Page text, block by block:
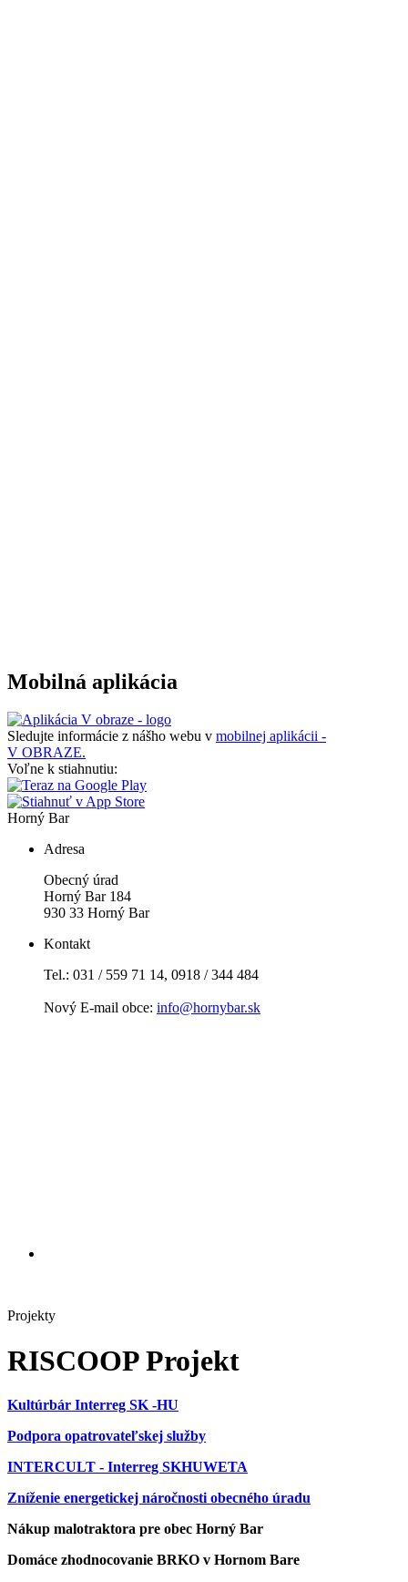
Mobilná aplikácia
Sledujte informácie z nášho webu v mobilnej aplikácii -
V OBRAZE.
Voľne k stiahnutiu:
Horný Bar
Adresa
Obecný úrad
Horný Bar 184
930 33 Horný Bar
Kontakt
Tel.: 031 / 559 71 14, 0918 / 344 484
Nový E-mail obce: info@hornybar.sk
Projekty
RISCOOP Projekt
Kultúrbár Interreg SK -HU
Podpora opatrovateľskej služby
INTERCULT - Interreg SKHUWETA
Zníženie energetickej náročnosti obecného úradu
Nákup malotraktora pre obec Horný Bar
Domáce zhodnocovanie BRKO v Hornom Bare